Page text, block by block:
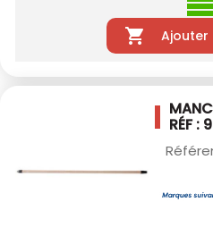
Ajouter
RÉF :